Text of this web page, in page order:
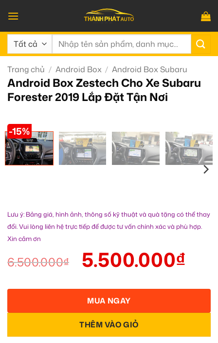
qua
nội
dung
Tìm
Trang chủ / Android Box / Android Box Subaru
Android Box Zestech Cho Xe Subaru
Forester 2019 Lắp Đặt Tận Nơi
-15%
Lưu ý: Bảng giá, hình ảnh, thông số kỹ thuật và quà tặng có thể thay
đổi. Vui lòng liên hệ trực tiếp để được tư vấn chính xác và phù hợp.
Xin cảm ơn
6.500.000₫ 5.500.000₫
THÊM VÀO GIỎ
MUA NGAY